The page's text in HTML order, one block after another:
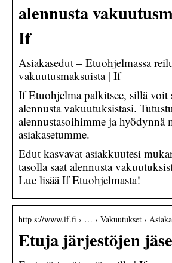
alennusta
If
Asiakasedut – Etuohjelmassa
vakuutusmaksuista | If
If Etuohjelma palkitsee, sillä voit
alennusta vakuutuksistasi.
alennustasoihimme ja hyödynnä
asiakasetumme.
Edut kasvavat asiakkuutesi
tasolla saat alennusta
Lue lisää If Etuohjelmasta!
http s://www.if.fi › … › Vakuutukset ›
Etuja järjestöjen